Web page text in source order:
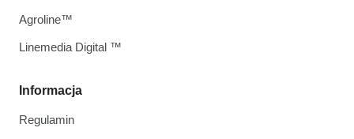
Informacja
Regulamin
Agroline™
Linemedia Digital ™